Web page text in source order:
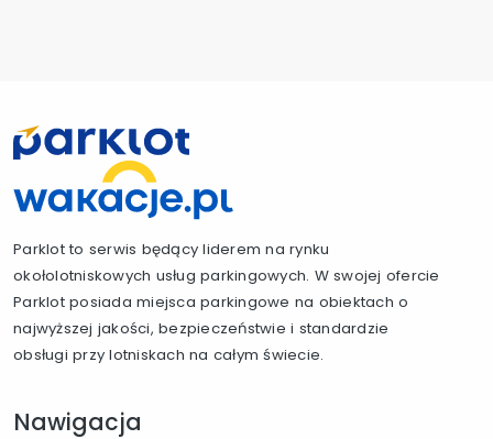
Parklot to serwis będący liderem na rynku
okołolotniskowych usług parkingowych. W swojej ofercie
Parklot posiada miejsca parkingowe na obiektach o
najwyższej jakości, bezpieczeństwie i standardzie
obsługi przy lotniskach na całym świecie.
Nawigacja